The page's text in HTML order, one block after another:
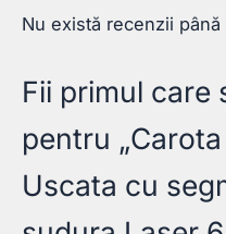
Nu există recenzii până
Fii primul care
pentru
Uscata cu